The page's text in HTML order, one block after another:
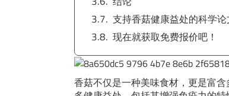
支持香菇健康益处的科学论
现在就获取免费报价吧！
香菇不仅是一种美味食材，更是富